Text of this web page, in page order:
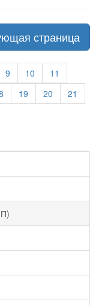
страница
9 10
11
19 20
21